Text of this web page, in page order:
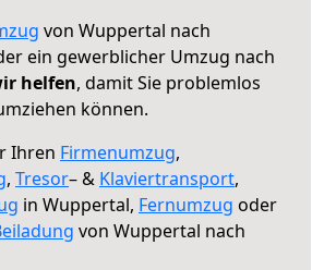
von Wuppertal nach
ein gewerblicher Umzug nach
helfen, damit Sie problemlos
können.
Ihren Firmenumzug,
, Tresor– & Klaviertransport,
in Wuppertal, Fernumzug oder
von Wuppertal nach